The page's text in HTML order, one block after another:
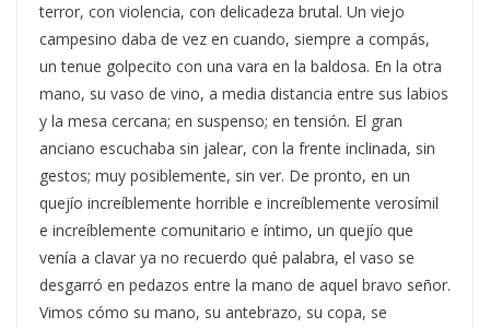
terror, con violencia, con delicadeza brutal. Un viejo
campesino daba de vez en cuando, siempre a compás,
un tenue golpecito con una vara en la baldosa. En la otra
mano, su vaso de vino, a media distancia entre sus labios
y la mesa cercana; en suspenso; en tensión. El gran
anciano escuchaba sin jalear, con la frente inclinada, sin
gestos; muy posiblemente, sin ver. De pronto, en un
quejío increíblemente horrible e increíblemente verosímil
e increíblemente comunitario e íntimo, un quejío que
venía a clavar ya no recuerdo qué palabra, el vaso se
desgarró en pedazos entre la mano de aquel bravo señor.
Vimos cómo su mano, su antebrazo, su copa, se